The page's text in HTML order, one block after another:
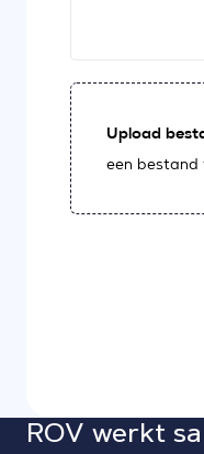
Upload
een bestand
ROV werkt